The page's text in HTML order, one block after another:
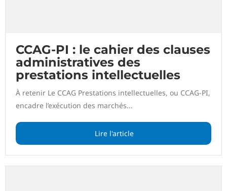
CCAG-PI : le cahier des clauses
administratives des
prestations intellectuelles
À retenir Le CCAG Prestations intellectuelles, ou CCAG-PI,
encadre l’exécution des marchés...
Lire l'article